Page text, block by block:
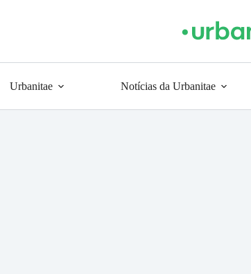
Urbanitae Notícias da Urbanitae